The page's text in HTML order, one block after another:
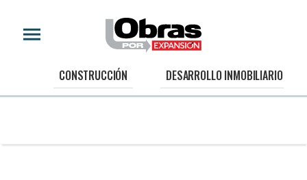
CONSTRUCCIÓN DESARROLLO INMOBILIARIO